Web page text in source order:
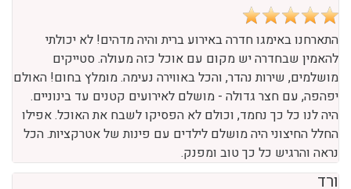
התארחנו באימגו חדרה באירוע ברית והיה מדהים! לא יכולתי
להאמין שבחדרה יש מקום עם אוכל כזה מעולה. סטייקים
מושלמים, שירות נהדר, והכל באווירה נעימה. מומלץ בחום! האולם
יפהפה, עם חצר גדולה - מושלם לאירועים קטנים עד בינוניים.
היה לנו כל כך נחמד, וכולם לא הפסיקו לשבח את האוכל. אפילו
החלל החיצוני היה מושלם לילדים עם פינות של אטרקציות. הכל
נראה והרגיש כל כך טוב ומפנק.
ורד